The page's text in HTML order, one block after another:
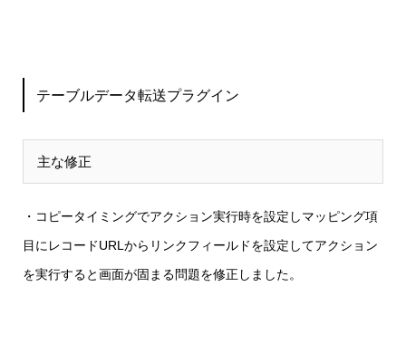
テーブルデータ転送プラグイン
主な修正
・コピータイミングでアクション実行時を設定しマッピング項
目にレコードURLからリンクフィールドを設定してアクション
を実行すると画面が固まる問題を修正しました。